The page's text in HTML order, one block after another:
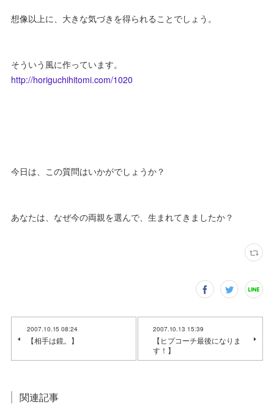
想像以上に、大きな気づきを得られることでしょう。
そういう風に作っています。
http://horiguchihitomi.com/1020
今日は、この質問はいかがでしょうか？
あなたは、なぜ今の両親を選んで、生まれてきましたか？
2007.10.15 08:24
【相手は鏡。】
2007.10.13 15:39
【ヒプコーチ最後になりま
す！】
関連記事